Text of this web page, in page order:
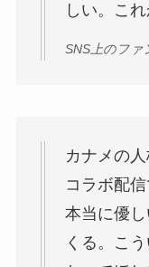
しい。こ
SNS上のファ
カナメの
コラボ配
本当に優
くる。こ